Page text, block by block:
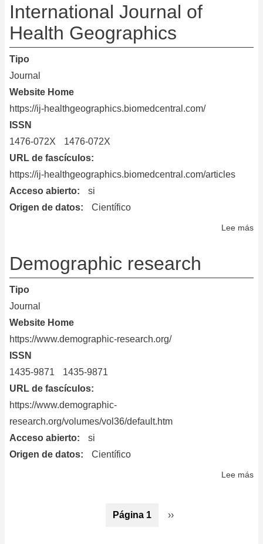
International Journal of
Health Geographics
Tipo
Journal
Website Home
https://ij-healthgeographics.biomedcentral.com/
ISSN
1476-072X
1476-072X
URL de fascículos
https://ij-healthgeographics.biomedcentral.com/articles
Acceso abierto
si
Origen de datos
Científico
Lee más
Demographic research
Tipo
Journal
Website Home
https://www.demographic-research.org/
ISSN
1435-9871
1435-9871
URL de fascículos
https://www.demographic-
research.org/volumes/vol36/default.htm
Acceso abierto
si
Origen de datos
Científico
Lee más
Página 1
Siguiente
››